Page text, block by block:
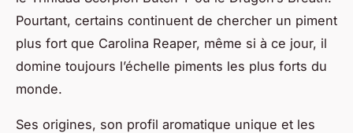
Pourtant, certains continuent de chercher un piment
plus fort que Carolina Reaper, même si à ce jour, il
domine toujours l’échelle piments les plus forts du
monde.
Ses origines, son profil aromatique unique et les